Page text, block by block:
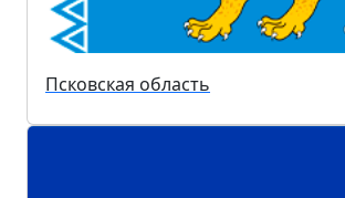
Псковская область